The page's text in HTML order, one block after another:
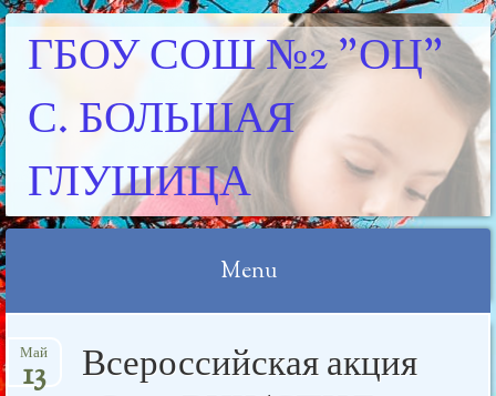
ГБОУ СОШ №2 "ОЦ"
С. БОЛЬШАЯ
ГЛУШИЦА
Menu
to
content
Всероссийская акция
Май
13